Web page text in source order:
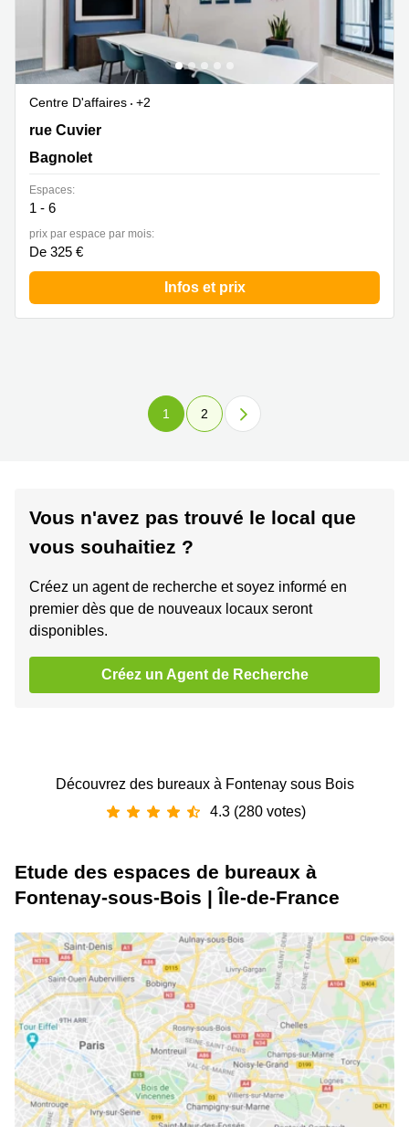
Centre D'affaires
+2
38 - 42 rue Cuvier, Bagnolet
rue Cuvier
Bagnolet
Espaces:
1 - 6
prix par espace par mois:
De 325 €
Infos et prix
1 2
Vous n'avez pas trouvé le local que
vous souhaitiez ?
Créez un agent de recherche et soyez informé en
premier dès que de nouveaux locaux seront
disponibles.
Créez un Agent de Recherche
Découvrez des bureaux à Fontenay sous Bois
4.3 (280 votes)
Etude des espaces de bureaux à
Fontenay-sous-Bois | Île-de-France